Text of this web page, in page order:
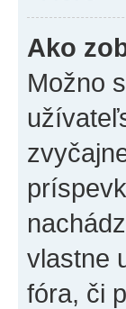
Ako
Možno
vlastne
fóra, či